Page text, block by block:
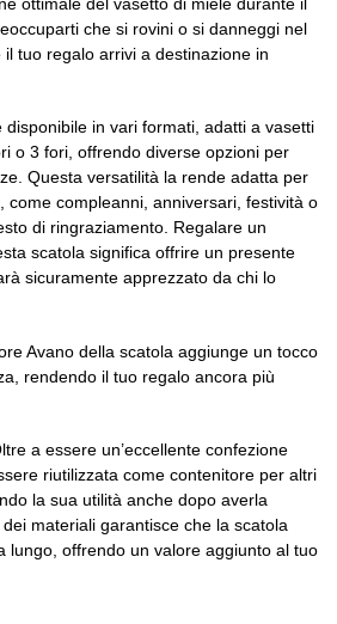
che si rovini o si danneggi nel
tuo regalo arrivi a destinazione in
disponibile in vari formati, adatti a vasetti
o 3 fori, offrendo diverse opzioni per
Questa versatilità la rende adatta per
come compleanni, anniversari, festività o
di ringraziamento. Regalare un
scatola significa offrire un presente
sicuramente apprezzato da chi lo
Avano della scatola aggiunge un tocco
rendendo il tuo regalo ancora più
a essere un’eccellente confezione
riutilizzata come contenitore per altri
la sua utilità anche dopo averla
materiali garantisce che la scatola
lungo, offrendo un valore aggiunto al tuo